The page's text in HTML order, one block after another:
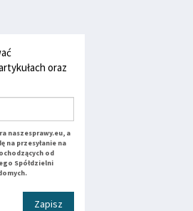
oraz
naszesprawy.eu, a
na przesyłanie na
od
Spółdzielni
Zapisz